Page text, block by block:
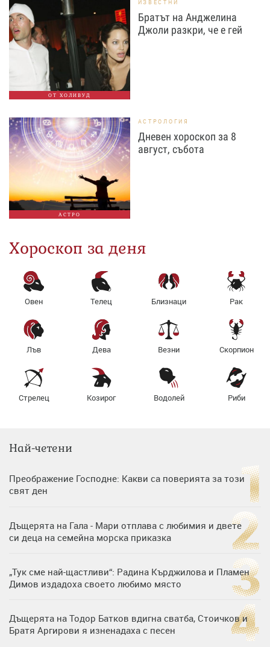
ОТ ХОЛИВУД
ИЗВЕСТНИ
Братът на Анджелина
Джоли разкри, че е гей
АСТРО
АСТРОЛОГИЯ
Дневен хороскоп за 8
август, събота
Хороскоп за деня
Овен Телец Близнаци Рак
Лъв Дева Везни Скорпион
Стрелец Козирог Водолей Риби
Най-четени
Преображение Господне: Какви са поверията за този
свят ден
Дъщерята на Гала - Мари отплава с любимия и двете
си деца на семейна морска приказка
„Тук сме най-щастливи“: Радина Кърджилова и Пламен
Димов издадоха своето любимо място
Дъщерята на Тодор Батков вдигна сватба, Стоичков и
Братя Аргирови я изненадаха с песен